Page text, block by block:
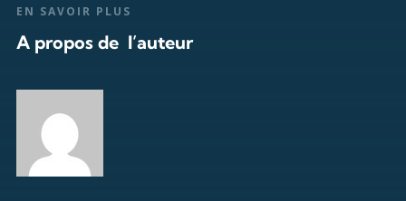
EN SAVOIR PLUS
A propos de l’auteur